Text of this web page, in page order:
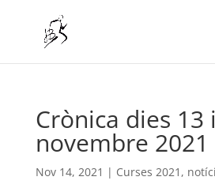
Crònica dies 13
novembre 2021
Nov 14, 2021 | Curses 2021 ,